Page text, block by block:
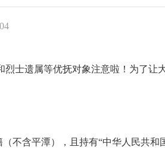
遗属等优抚对象注意啦！为了让
含平潭），且持有“中华人民共和